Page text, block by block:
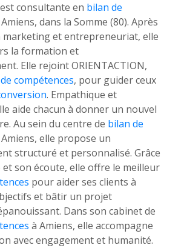
consultante en bilan de
dans la Somme (80). Après
marketing et entrepreneuriat, elle
la formation et
Elle rejoint ORIENTACTION,
compétences, pour guider ceux
. Empathique et
aide chacun à donner un nouvel
Au sein du centre de bilan de
elle propose un
structuré et personnalisé. Grâce
son écoute, elle offre le meilleur
pour aider ses clients à
et bâtir un projet
Dans son cabinet de
à Amiens, elle accompagne
avec engagement et humanité.